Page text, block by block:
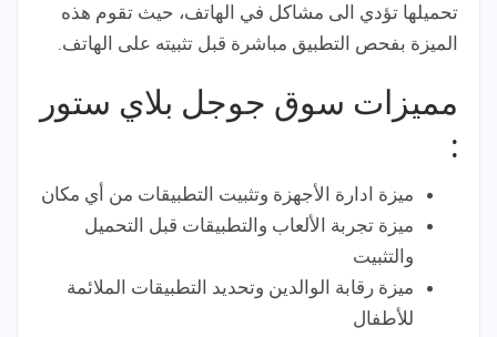
تحميلها تؤدي الى مشاكل في الهاتف، حيث تقوم هذه
الميزة بفحص التطبيق مباشرة قبل تثبيته على الهاتف.
مميزات سوق جوجل بلاي ستور
:
ميزة ادارة الأجهزة وتثبيت التطبيقات من أي مكان
ميزة تجربة الألعاب والتطبيقات قبل التحميل
والتثبيت
ميزة رقابة الوالدين وتحديد التطبيقات الملائمة
للأطفال